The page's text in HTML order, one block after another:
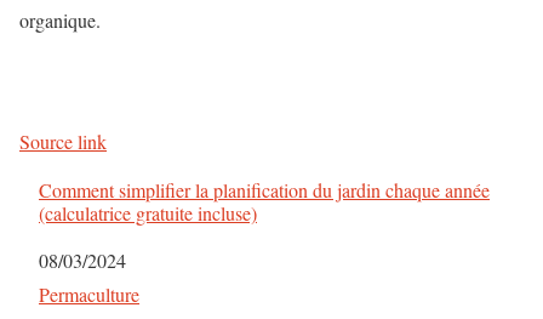
organique.
Source link
Comment simplifier la planification du jardin chaque année
(calculatrice gratuite incluse)
Date
08/03/2024
Par rapport à
Permaculture